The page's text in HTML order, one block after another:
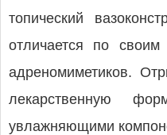
топический
отличается по
адрено­миметиков.
лекарственную
увлажняющими